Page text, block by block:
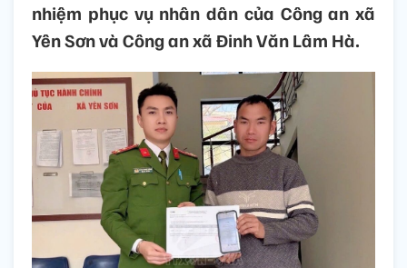
nhiệm phục vụ nhân dân của Công an xã
Yên Sơn và Công an xã Đinh Văn Lâm Hà.